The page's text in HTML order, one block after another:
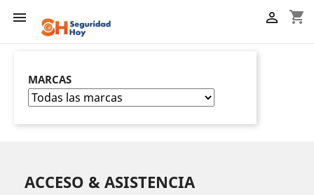
 shopping_cart

MARCAS
ACCESO & ASISTENCIA